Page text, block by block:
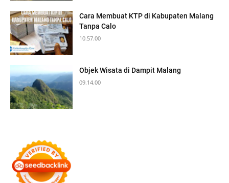
Cara Membuat KTP di Kabupaten Malang
Tanpa Calo
10.57.00
Objek Wisata di Dampit Malang
09.14.00